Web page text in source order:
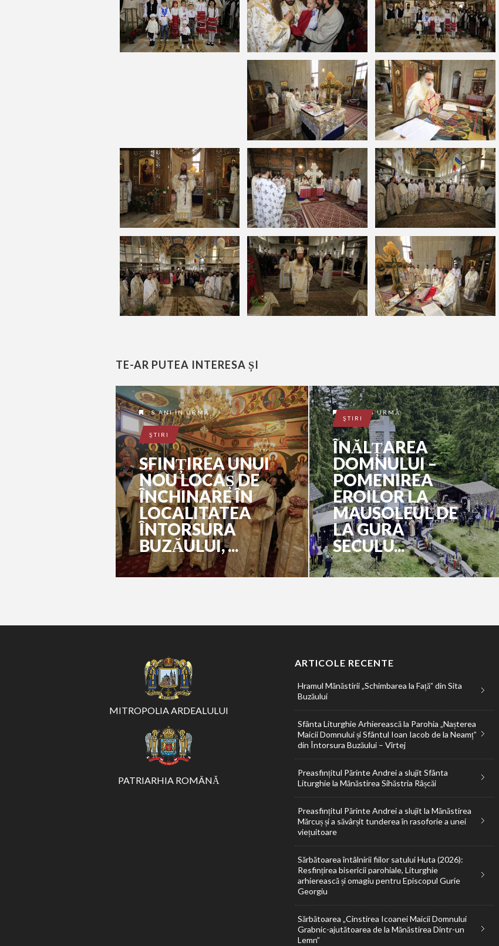
TE-AR PUTEA INTERESA ȘI
8 ANI ÎN URMĂ
ŞTIRI
SFINȚIREA UNUI
NOU LOCAȘ DE
ÎNCHINARE ÎN
LOCALITATEA
ÎNTORSURA
BUZĂULUI, ...
1 AN ÎN URMĂ
ŞTIRI
ÎNĂLȚAREA
DOMNULUI –
POMENIREA
EROILOR LA
MAUSOLEUL DE
LA GURA
SECULU...
MITROPOLIA ARDEALULUI
PATRIARHIA ROMÂNĂ
ARTICOLE RECENTE
Hramul Mănăstirii „Schimbarea la Față” din Sita
Buzăului
Sfânta Liturghie Arhierească la Parohia „Nașterea
Maicii Domnului și Sfântul Ioan Iacob de la Neamț”
din Întorsura Buzăului – Vîrtej
Preasfințitul Părinte Andrei a slujit Sfânta
Liturghie la Mănăstirea Sihăstria Râșcăi
Preasfințitul Părinte Andrei a slujit la Mănăstirea
Mărcuș și a săvârșit tunderea în rasoforie a unei
viețuitoare
Sărbătoarea întâlnirii fiilor satului Huta (2026):
Resfințirea bisericii parohiale, Liturghie
arhierească și omagiu pentru Episcopul Gurie
Georgiu
Sărbătoarea „Cinstirea Icoanei Maicii Domnului
Grabnic-ajutătoarea de la Mănăstirea Dintr-un
Lemn”